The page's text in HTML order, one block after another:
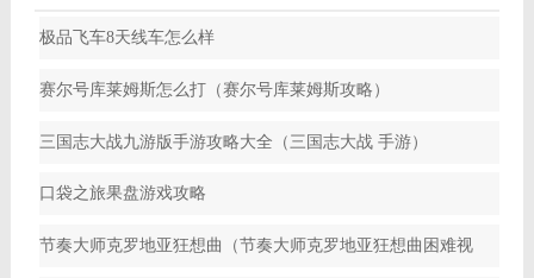
极品飞车8天线车怎么样
赛尔号库莱姆斯怎么打（赛尔号库莱姆斯攻略）
三国志大战九游版手游攻略大全（三国志大战 手游）
口袋之旅果盘游戏攻略
节奏大师克罗地亚狂想曲（节奏大师克罗地亚狂想曲困难视